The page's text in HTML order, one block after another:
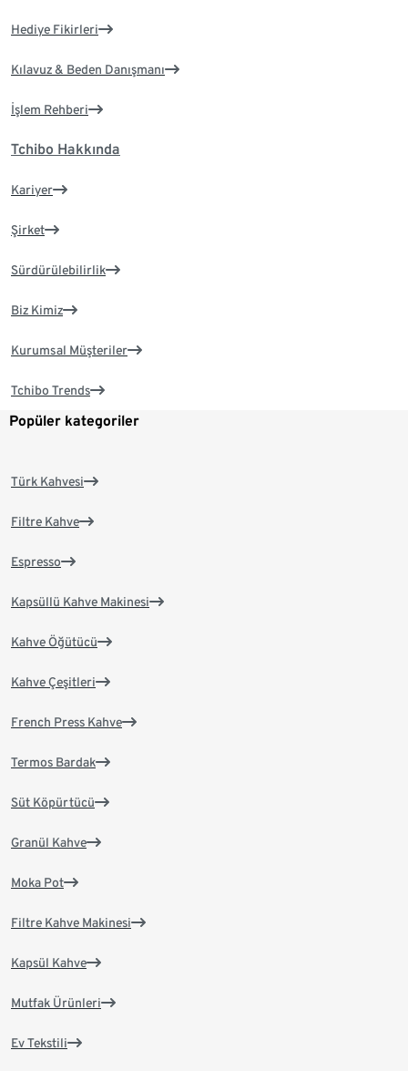
Hediye Fikirleri
Kılavuz & Beden Danışmanı
İşlem Rehberi
Tchibo Hakkında
Kariyer
Şirket
Sürdürülebilirlik
Biz Kimiz
Kurumsal Müşteriler
Tchibo Trends
Popüler kategoriler
Türk Kahvesi
Filtre Kahve
Espresso
Kapsüllü Kahve Makinesi
Kahve Öğütücü
Kahve Çeşitleri
French Press Kahve
Termos Bardak
Süt Köpürtücü
Granül Kahve
Moka Pot
Filtre Kahve Makinesi
Kapsül Kahve
Mutfak Ürünleri
Ev Tekstili